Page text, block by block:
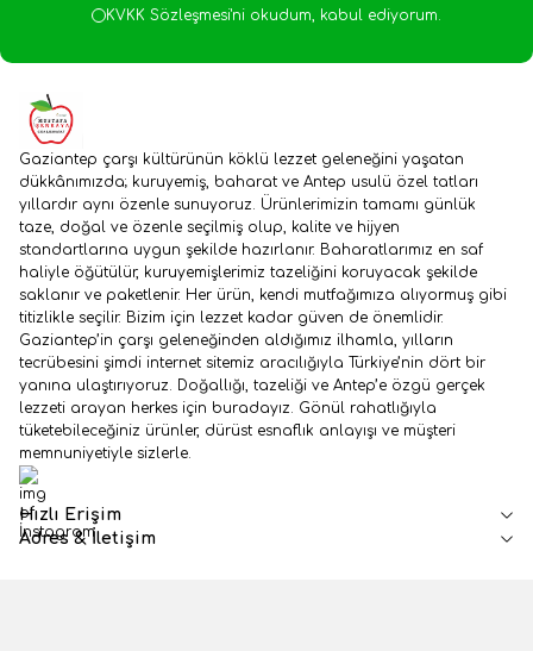
KVKK Sözleşmesi'niokudum, kabul ediyorum.
Gaziantep çarşı kültürünün köklü lezzet geleneğini yaşatan
dükkânımızda; kuruyemiş, baharat ve Antep usulü özel tatları
yıllardır aynı özenle sunuyoruz. Ürünlerimizin tamamı günlük
taze, doğal ve özenle seçilmiş olup, kalite ve hijyen
standartlarına uygun şekilde hazırlanır. Baharatlarımız en saf
haliyle öğütülür, kuruyemişlerimiz tazeliğini koruyacak şekilde
saklanır ve paketlenir. Her ürün, kendi mutfağımıza alıyormuş gibi
titizlikle seçilir. Bizim için lezzet kadar güven de önemlidir.
Gaziantep’in çarşı geleneğinden aldığımız ilhamla, yılların
tecrübesini şimdi internet sitemiz aracılığıyla Türkiye’nin dört bir
yanına ulaştırıyoruz. Doğallığı, tazeliği ve Antep’e özgü gerçek
lezzeti arayan herkes için buradayız. Gönül rahatlığıyla
tüketebileceğiniz ürünler, dürüst esnaflık anlayışı ve müşteri
memnuniyetiyle sizlerle.
İnstagram
Hızlı Erişim
Adres & İletişim